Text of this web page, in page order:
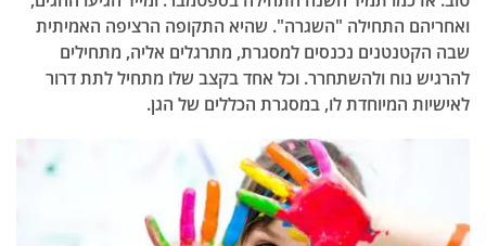
התחילה "השגרה". שהיא התקופה הרציפה האמיתית
נכנסים למסגרת, מתרגלים אליה, מתחילים
נוח ולהשתחרר. וכל אחד בקצב שלו מתחיל לתת דרור
המיוחדת לו, במסגרת הכללים של הגן.